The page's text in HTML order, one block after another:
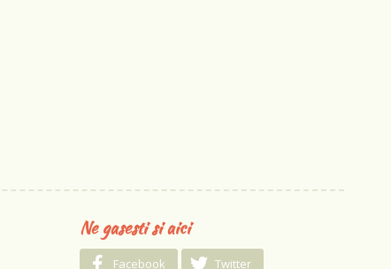
Ne gasesti si aici
Facebook Twitter